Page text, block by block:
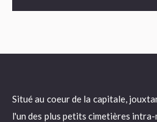
Situé au coeur de la capitale,
l'un des plus petits cimetières